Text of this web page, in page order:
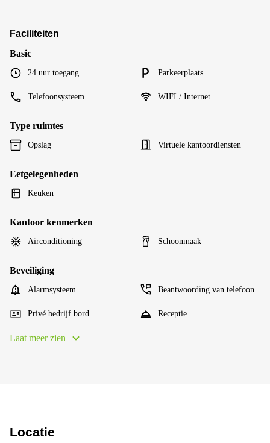
Faciliteiten
Basic
24 uur toegang Parkeerplaats
Telefoonsysteem WIFI / Internet
Type ruimtes
Opslag Virtuele kantoordiensten
Eetgelegenheden
Keuken
Kantoor kenmerken
Airconditioning Schoonmaak
Beveiliging
Alarmsysteem Beantwoording van telefoon
Privé bedrijf bord Receptie
Laat meer zien
Locatie